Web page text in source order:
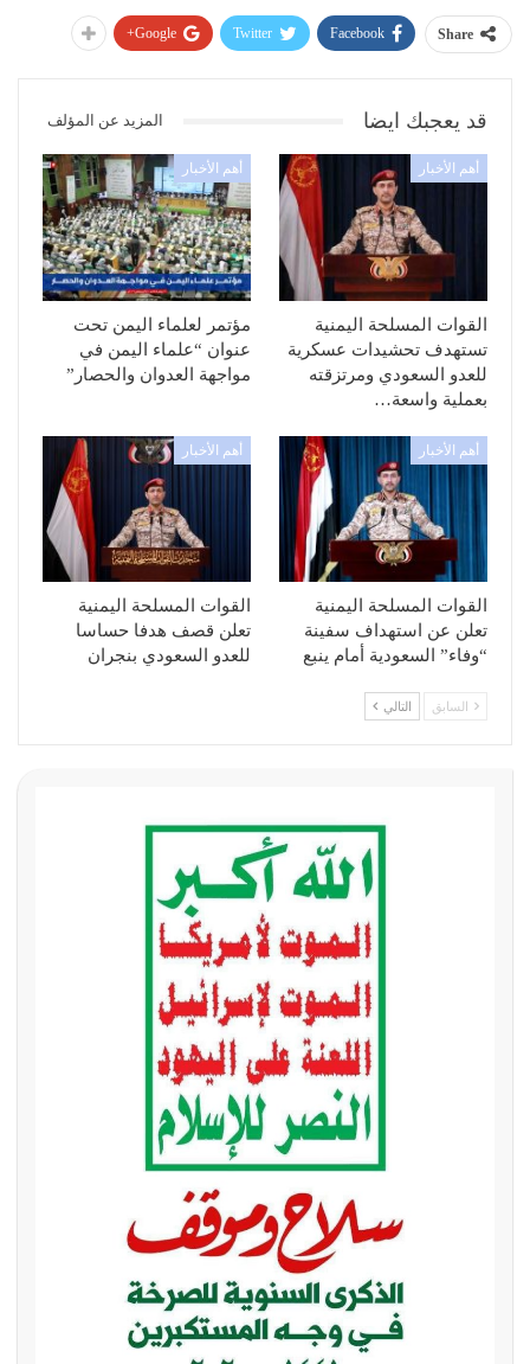
Share
Facebook
Twitter
Google+
قد يعجبك ايضا المزيد عن المؤلف
أهم الأخبار
القوات المسلحة اليمنية
تستهدف تحشيدات عسكرية
للعدو السعودي ومرتزقته
بعملية واسعة…
أهم الأخبار
مؤتمر لعلماء اليمن تحت
عنوان “علماء اليمن في
مواجهة العدوان والحصار”
أهم الأخبار
القوات المسلحة اليمنية
تعلن عن استهداف سفينة
“وفاء” السعودية أمام ينبع
أهم الأخبار
القوات المسلحة اليمنية
تعلن قصف هدفا حساسا
للعدو السعودي بنجران
السابق التالي